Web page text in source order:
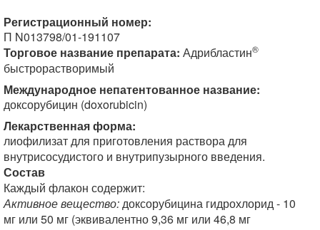
Регистрационный номер:
П N013798/01-191107
Торговое название препарата: Адрибластин®
быстрорастворимый
Международное непатентованное название:
доксорубицин (doxorubicin)
Лекарственная форма:
лиофилизат для приготовления раствора для
внутрисосудистого и внутрипузырного введения.
Состав
Каждый флакон содержит:
Активное вещество:доксорубицина гидрохлорид - 10
мг или 50 мг (эквивалентно 9,36 мг или 46,8 мг